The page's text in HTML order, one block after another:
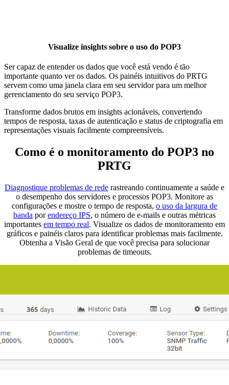
Visualize insights sobre o uso do POP3
Ser capaz de entender os dados que você está vendo é tão
importante quanto ver os dados. Os painéis intuitivos do PRTG
servem como uma janela clara em seu servidor para um melhor
gerenciamento do seu serviço POP3.
Transforme dados brutos em insights acionáveis, convertendo
tempos de resposta, taxas de autenticação e status de criptografia em
representações visuais facilmente compreensíveis.
Como é o monitoramento do POP3 no
PRTG
Diagnostique problemas de rede rastreando continuamente a saúde e
o desempenho dos servidores e processos POP3. Monitore as
configurações e mostre o tempo de resposta, o uso da largura de
banda porendereço IPS, o número de e-mails e outras métricas
importantes em tempo real. Visualize os dados de monitoramento em
gráficos e painéis claros para identificar problemas mais facilmente.
Obtenha a Visão Geral de que você precisa para solucionar
problemas de timeouts.